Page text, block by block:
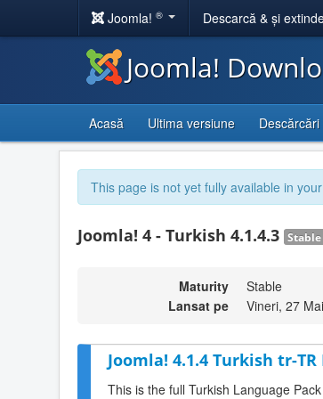
Joomla! ® Descarcă & și
Joomla!
Acasă Ultima versiune Descărcări
This page is not yet fully available in
Joomla! 4 - Turkish 4.1.4.3 Stable
Maturity
Stable
Lansat pe
Vineri, 27
Joomla! 4.1.4 Turkish tr-TR
This is the full Turkish Language